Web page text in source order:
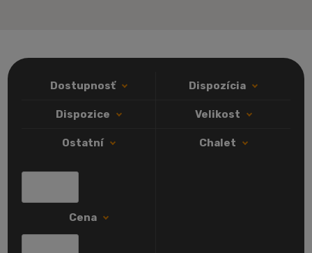
Dostupnosť Dispozícia
Dispozice Velikost
Ostatní Chalet
Cena